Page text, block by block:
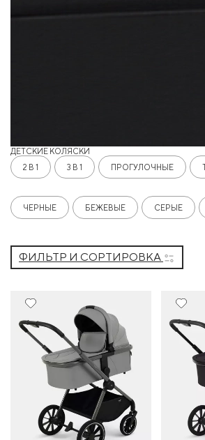
ДЕТСКИЕ КОЛЯСКИ
2 В 1
3 В 1 ПРОГУЛОЧНЫЕ
ЧЕРНЫЕ БЕЖЕВЫЕ СЕРЫЕ
ФИЛЬТР И СОРТИРОВКА
Новинка